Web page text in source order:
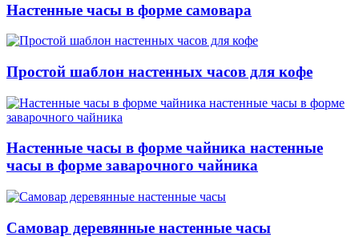
Настенные часы в форме самовара
Простой шаблон настенных часов для кофе
Настенные часы в форме чайника настенные
часы в форме заварочного чайника
Самовар деревянные настенные часы